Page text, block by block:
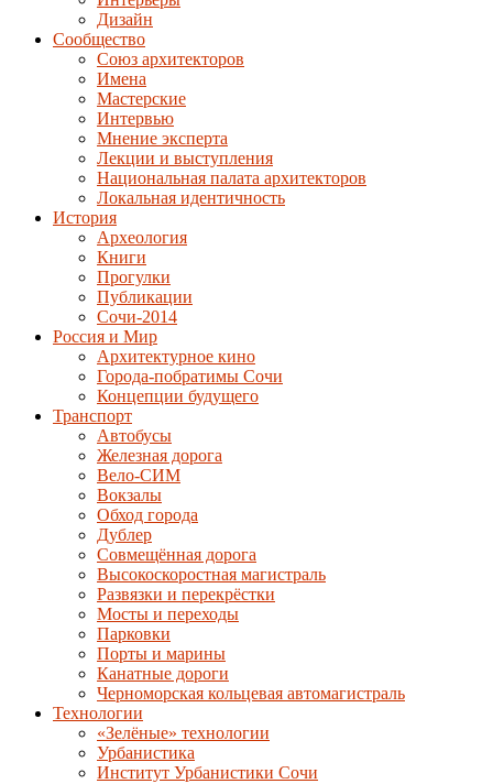
Дизайн
Сообщество
Союз архитекторов
Имена
Мастерские
Интервью
Мнение эксперта
Лекции и выступления
Национальная палата архитекторов
Локальная идентичность
История
Археология
Книги
Прогулки
Публикации
Сочи-2014
Россия и Мир
Архитектурное кино
Города-побратимы Сочи
Концепции будущего
Транспорт
Автобусы
Железная дорога
Вело-СИМ
Вокзалы
Обход города
Дублер
Совмещённая дорога
Высокоскоростная магистраль
Развязки и перекрёстки
Мосты и переходы
Парковки
Порты и марины
Канатные дороги
Черноморская кольцевая автомагистраль
Технологии
«Зелёные» технологии
Урбанистика
Институт Урбанистики Сочи